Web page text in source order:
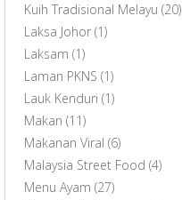
Kuih Tradisional Melayu (20)
Laksa Johor (1)
Laksam (1)
Laman PKNS (1)
Lauk Kenduri (1)
Makan (11)
Makanan Viral (6)
Malaysia Street Food (4)
Menu Ayam (27)